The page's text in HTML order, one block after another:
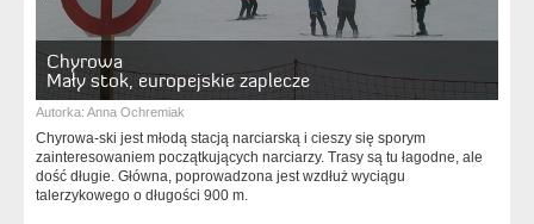
Chyrowa
Mały stok, europejskie zaplecze
Autorka: Anna Ochremiak
Chyrowa-ski jest młodą stacją narciarską i cieszy się sporym
zainteresowaniem początkujących narciarzy. Trasy są tu łagodne, ale
dość długie. Główna, poprowadzona jest wzdłuż wyciągu
talerzykowego o długości 900 m.